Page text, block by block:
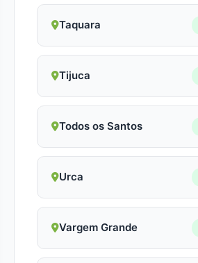
Taquara
Tijuca
Todos os Santos
Urca
Vargem Grande